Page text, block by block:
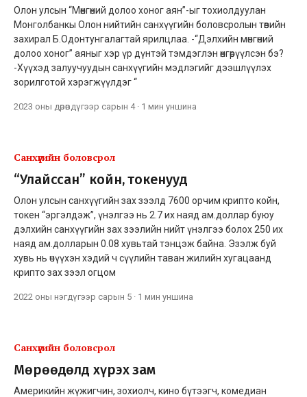
Олон улсын “Мөнгөний долоо хоног аян”-ыг тохиолдуулан
Монголбанкы Олон нийтийн санхүүгийн боловсролын төвийн
захирал Б.Одонтунгалагтай ярилцлаа. -“Дэлхийн мөнгөний
долоо хоног” аяныг хэр үр дүнтэй тэмдэглэн өнгөрүүлсэн бэ?
-Хүүхэд залуучуудын санхүүгийн мэдлэгийг дээшлүүлэх
зорилготой хэрэгжүүлдэг “
2023 оны дөрөвдүгээр сарын 4· 1 мин уншина
Санхүүгийн боловсрол
“Улайссан” койн, токенууд
Олон улсын санхүүгийн зах зээлд 7600 орчим крипто койн,
токен “эргэлдэж”, үнэлгээ нь 2.7 их наяд ам.доллар буюу
дэлхийн санхүүгийн зах зээлийн нийт үнэлгээ болох 250 их
наяд ам.долларын 0.08 хувьтай тэнцэж байна. Эзэлж буй
хувь нь өчүүхэн хэдий ч сүүлийн таван жилийн хугацаанд
крипто зах зээл огцом
2022 оны нэгдүгээр сарын 5 · 1 мин уншина
Санхүүгийн боловсрол
Мөрөөдөлд хүрэх зам
Aмерикийн жүжигчин, зохиолч, кино бүтээгч, комедиан